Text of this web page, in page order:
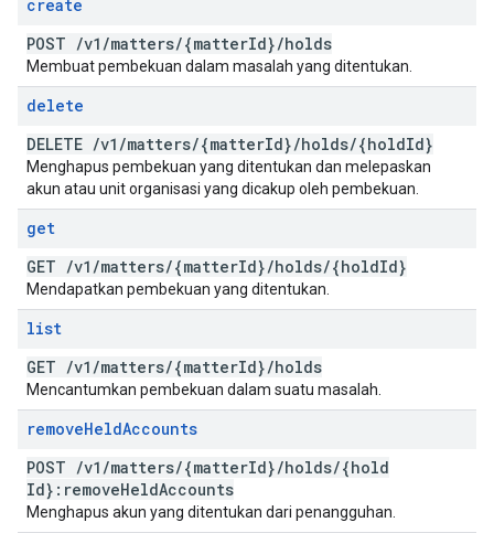
create
POST /v1 /matters/{matterId}/holds
Membuat pembekuan dalam masalah yang ditentukan.
delete
DELETE /v1 /matters/{matterId}/holds/{holdId}
Menghapus pembekuan yang ditentukan dan melepaskan
akun atau unit organisasi yang dicakup oleh pembekuan.
get
GET /v1 /matters/{matterId}/holds/{holdId}
Mendapatkan pembekuan yang ditentukan.
list
GET /v1 /matters/{matterId}/holds
Mencantumkan pembekuan dalam suatu masalah.
removeHeldAccounts
POST /v1 /matters/{matterId}/holds/{hold
Id}:removeHeldAccounts
Menghapus akun yang ditentukan dari penangguhan.